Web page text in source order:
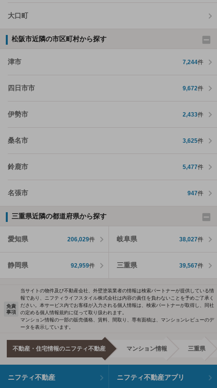
大口町
松阪市近隣の市区町村から探す
津市 7,244件
四日市市 9,672件
伊勢市 2,433件
桑名市 3,625件
鈴鹿市 5,477件
名張市 947件
三重県近隣の都道府県から探す
愛知県 206,029件 岐阜県 38,027件
静岡県 92,959件 三重県 39,567件
免責
事項
当サイトの物件及び不動産会社、外壁塗装業者の情報は検索パートナーが提供している情
報であり、ニフティライフスタイル株式会社は内容の責任を負わないことを予めご了承く
ださい。本サービス内でお客様が入力される個人情報は、検索パートナーが取得し、同社
の定める個人情報規約に従って取り扱われます。
マンション情報の一部の販売価格、賃料、間取り、専有面積は、マンションレビューのデ
ータを表示しています。
不動産・住宅情報のニフティ不動産 マンション情報 三重県
ニフティ不動産 ニフティ不動産アプリ